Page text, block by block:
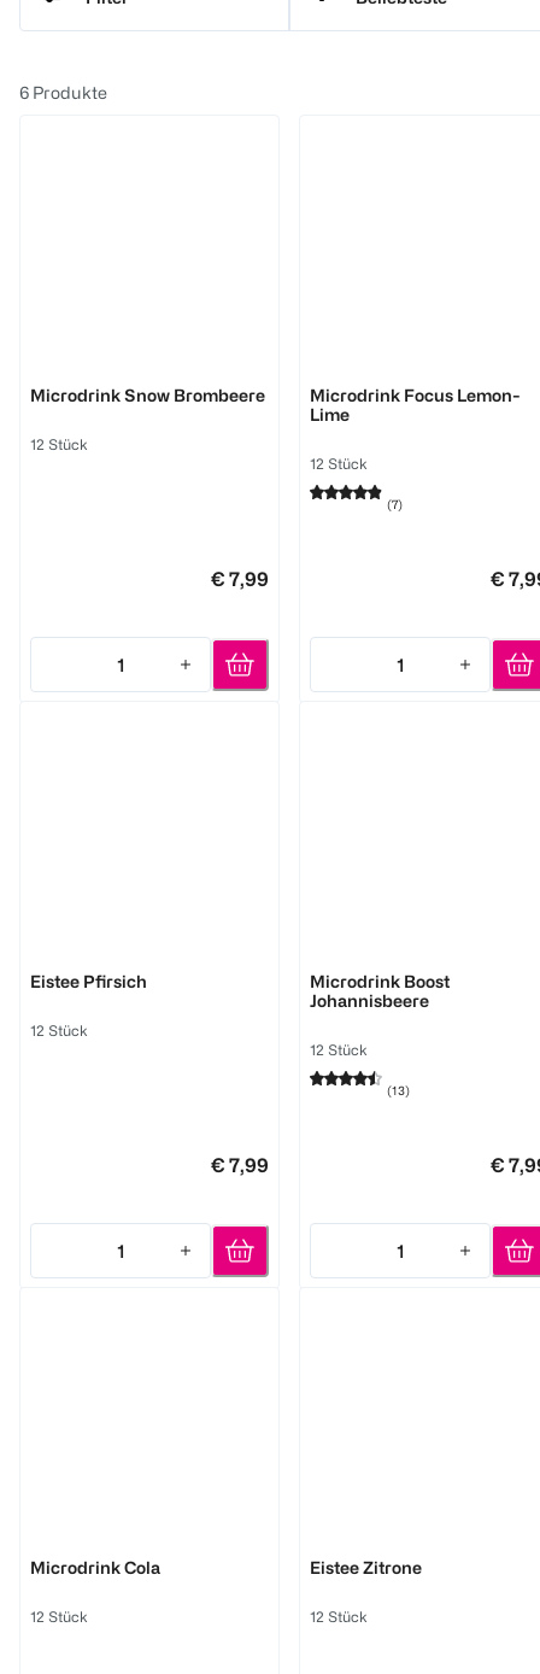
6 Produkte
Microdrink Snow Brombeere
12 Stück
€ 7,99
1
Quantity: 1
Microdrink Focus Lemon-
Lime
12 Stück
(7)
€
1
Quantity: 1
Eistee Pfirsich
12 Stück
€ 7,99
1
Quantity: 1
Microdrink Boost
Johannisbeere
12 Stück
(13)
€
1
Quantity: 1
Microdrink Cola
12 Stück
Eistee Zitrone
12 Stück